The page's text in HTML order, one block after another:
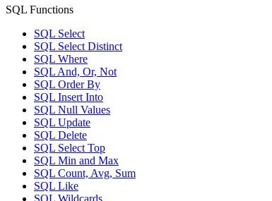
SQL Functions
SQL Select
SQL Select Distinct
SQL Where
SQL And, Or, Not
SQL Order By
SQL Insert Into
SQL Null Values
SQL Update
SQL Delete
SQL Select Top
SQL Min and Max
SQL Count, Avg, Sum
SQL Like
SQL Wildcards